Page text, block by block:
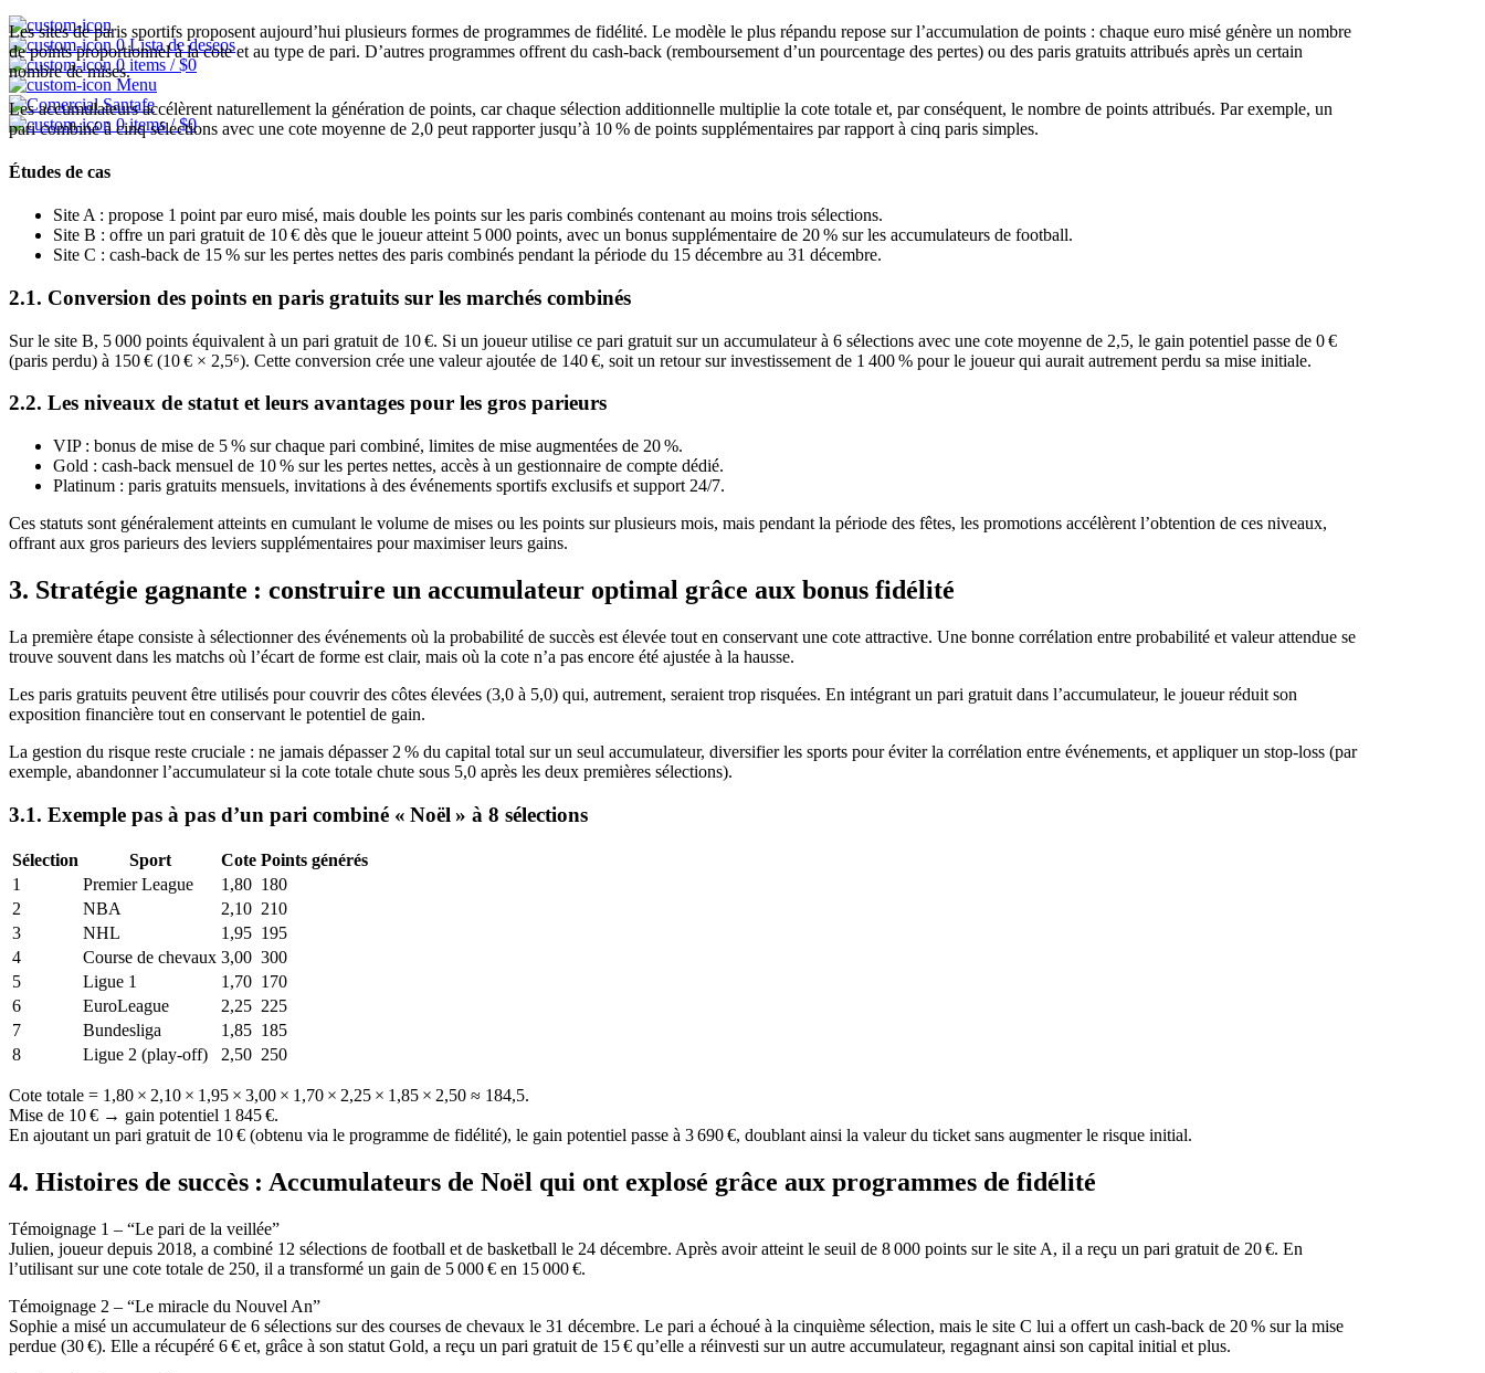
0Lista de deseos
0items / $0
Menu
0items / $0
Les sites de paris sportifs proposent aujourd’hui plusieurs formes de programmes de fidélité. Le modèle le plus répandu repose sur l’accumulation de points : chaque euro misé génère un nombre
de points proportionnel à la cote et au type de pari. D’autres programmes offrent du cash‑back (remboursement d’un pourcentage des pertes) ou des paris gratuits attribués après un certain
nombre de mises.
Les accumulateurs accélèrent naturellement la génération de points, car chaque sélection additionnelle multiplie la cote totale et, par conséquent, le nombre de points attribués. Par exemple, un
pari combiné à cinq sélections avec une cote moyenne de 2,0 peut rapporter jusqu’à 10 % de points supplémentaires par rapport à cinq paris simples.
Études de cas
Site A : propose 1 point par euro misé, mais double les points sur les paris combinés contenant au moins trois sélections.
Site B : offre un pari gratuit de 10 € dès que le joueur atteint 5 000 points, avec un bonus supplémentaire de 20 % sur les accumulateurs de football.
Site C : cash‑back de 15 % sur les pertes nettes des paris combinés pendant la période du 15 décembre au 31 décembre.
2.1. Conversion des points en paris gratuits sur les marchés combinés
Sur le site B, 5 000 points équivalent à un pari gratuit de 10 €. Si un joueur utilise ce pari gratuit sur un accumulateur à 6 sélections avec une cote moyenne de 2,5, le gain potentiel passe de 0 €
(paris perdu) à 150 € (10 € × 2,5⁶). Cette conversion crée une valeur ajoutée de 140 €, soit un retour sur investissement de 1 400 % pour le joueur qui aurait autrement perdu sa mise initiale.
2.2. Les niveaux de statut et leurs avantages pour les gros parieurs
VIP : bonus de mise de 5 % sur chaque pari combiné, limites de mise augmentées de 20 %.
Gold : cash‑back mensuel de 10 % sur les pertes nettes, accès à un gestionnaire de compte dédié.
Platinum : paris gratuits mensuels, invitations à des événements sportifs exclusifs et support 24/7.
Ces statuts sont généralement atteints en cumulant le volume de mises ou les points sur plusieurs mois, mais pendant la période des fêtes, les promotions accélèrent l’obtention de ces niveaux,
offrant aux gros parieurs des leviers supplémentaires pour maximiser leurs gains.
3. Stratégie gagnante : construire un accumulateur optimal grâce aux bonus fidélité
La première étape consiste à sélectionner des événements où la probabilité de succès est élevée tout en conservant une cote attractive. Une bonne corrélation entre probabilité et valeur attendue se
trouve souvent dans les matchs où l’écart de forme est clair, mais où la cote n’a pas encore été ajustée à la hausse.
Les paris gratuits peuvent être utilisés pour couvrir des côtes élevées (3,0 à 5,0) qui, autrement, seraient trop risquées. En intégrant un pari gratuit dans l’accumulateur, le joueur réduit son
exposition financière tout en conservant le potentiel de gain.
La gestion du risque reste cruciale : ne jamais dépasser 2 % du capital total sur un seul accumulateur, diversifier les sports pour éviter la corrélation entre événements, et appliquer un stop‑loss (par
exemple, abandonner l’accumulateur si la cote totale chute sous 5,0 après les deux premières sélections).
3.1. Exemple pas à pas d’un pari combiné « Noël » à 8 sélections
Sélection Sport Cote Points générés
1
Premier League 1,80 180
2
NBA 2,10 210
3
NHL 1,95 195
4
Course de chevaux 3,00 300
5
Ligue 1 1,70 170
6
EuroLeague 2,25 225
7
Bundesliga 1,85 185
8
Ligue 2 (play‑off) 2,50 250
Cote totale = 1,80 × 2,10 × 1,95 × 3,00 × 1,70 × 2,25 × 1,85 × 2,50 ≈ 184,5.
Mise de 10 € → gain potentiel 1 845 €.
En ajoutant un pari gratuit de 10 € (obtenu via le programme de fidélité), le gain potentiel passe à 3 690 €, doublant ainsi la valeur du ticket sans augmenter le risque initial.
4. Histoires de succès : Accumulateurs de Noël qui ont explosé grâce aux programmes de fidélité
Témoignage 1 – “Le pari de la veillée”
Julien, joueur depuis 2018, a combiné 12 sélections de football et de basketball le 24 décembre. Après avoir atteint le seuil de 8 000 points sur le site A, il a reçu un pari gratuit de 20 €. En
l’utilisant sur une cote totale de 250, il a transformé un gain de 5 000 € en 15 000 €.
Témoignage 2 – “Le miracle du Nouvel An”
Sophie a misé un accumulateur de 6 sélections sur des courses de chevaux le 31 décembre. Le pari a échoué à la cinquième sélection, mais le site C lui a offert un cash‑back de 20 % sur la mise
perdue (30 €). Elle a récupéré 6 € et, grâce à son statut Gold, a reçu un pari gratuit de 15 € qu’elle a réinvesti sur un autre accumulateur, regagnant ainsi son capital initial et plus.